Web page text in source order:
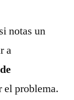
notas un
a
el problema.